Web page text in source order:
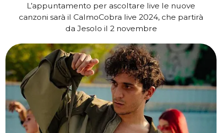
L’appuntamento per ascoltare live le nuove
canzoni sarà il CalmoCobra live 2024, che partirà
da Jesolo il 2 novembre